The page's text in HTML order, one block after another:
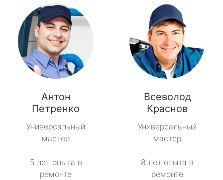
Антон
Петренко
Универсальный
мастер
5 лет опыта в
ремонте
Всеволод
Краснов
Универсальный
мастер
8 лет опыта в
ремонте